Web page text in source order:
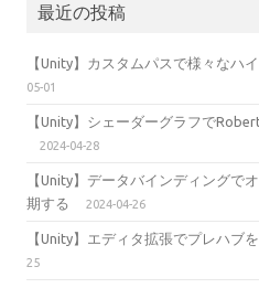
最近の投稿
【Unity】カスタムパスで様々なハ
05-01
【Unity】シェーダーグラフで
2024-04-28
【Unity】データバインディングで
期する
2024-04-26
【Unity】エディタ拡張でプレハブ
25